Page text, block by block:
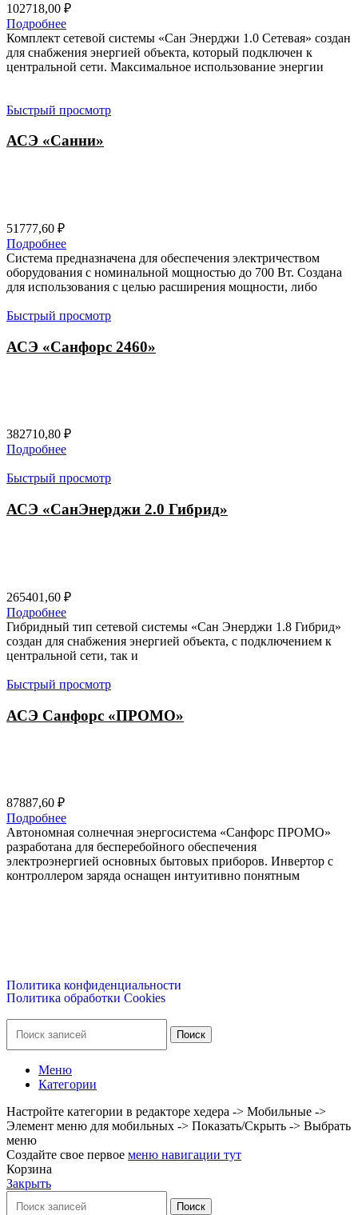
102718,00 ₽
Подробнее
Комплект сетевой системы «Сан Энерджи 1.0 Сетевая» создан
для снабжения энергией объекта, который подключен к
центральной сети. Максимальное использование энергии
Быстрый просмотр
АСЭ «Санни»
51777,60 ₽
Подробнее
Система предназначена для обеспечения электричеством
оборудования с номинальной мощностью до 700 Вт. Создана
для использования с целью расширения мощности, либо
Быстрый просмотр
АСЭ «Санфорс 2460»
382710,80 ₽
Подробнее
Быстрый просмотр
АСЭ «СанЭнерджи 2.0 Гибрид»
265401,60 ₽
Подробнее
Гибридный тип сетевой системы «Сан Энерджи 1.8 Гибрид»
создан для снабжения энергией объекта, с подключением к
центральной сети, так и
Быстрый просмотр
АСЭ Санфорс «ПРОМО»
87887,60 ₽
Подробнее
Автономная солнечная энергосистема «Санфорс ПРОМО»
разработана для бесперебойного обеспечения
электроэнергией основных бытовых приборов. Инвертор с
контроллером заряда оснащен интуитивно понятным
Политика конфиденциальности
Политика обработки Cookies
Поиск
Меню
Категории
Настройте категории в редакторе хедера -> Мобильные ->
Элемент меню для мобильных -> Показать/Скрыть -> Выбрать
меню
Создайте свое первое меню навигации тут
Корзина
Закрыть
Поиск